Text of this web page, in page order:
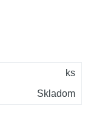
ks
Skladom